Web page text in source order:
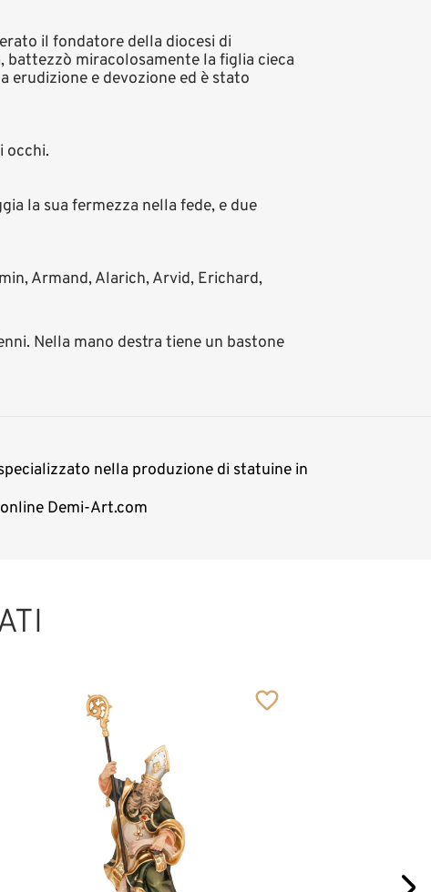
il fondatore della diocesi di
battezzò miracolosamente la figlia cieca
erudizione e devozione ed è stato
occhi.
la sua fermezza nella fede, e due
Armand, Alarich, Arvid, Erichard,
Nella mano destra tiene un bastone
nella produzione di statuine in
Demi-Art.com